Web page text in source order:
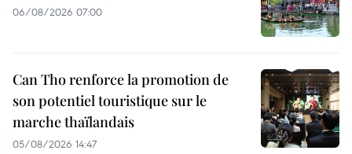
06/08/2026 07:00
Can Tho renforce la promotion de
son potentiel touristique sur le
marche thaïlandais
05/08/2026 14:47